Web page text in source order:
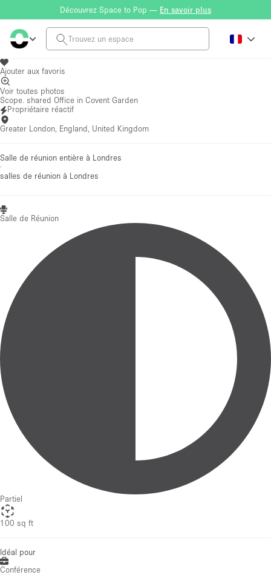
Découvrez Space to Pop — En savoir plus
Ajouter aux favoris
Voir toutes photos
Scope. shared Office in Covent Garden
Propriétaire réactif
Greater London, England, United Kingdom
Salle de réunion entière à Londres
·
salles de réunion à Londres
Salle de Réunion
Partiel
100 sq ft
Idéal pour
Conférence